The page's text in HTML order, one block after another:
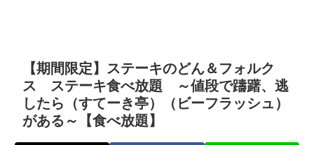
【期間限定】ステーキのどん＆フォルク
ス ステーキ食べ放題 ～値段で躊躇、逃
したら（すてーき亭）（ビーフラッシュ）
がある～【食べ放題】